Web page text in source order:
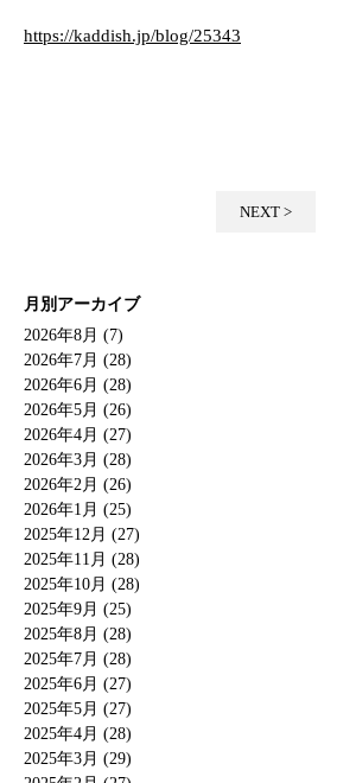
https://kaddish.jp/blog/25343
NEXT >
月別アーカイブ
2026年8月 (7)
2026年7月 (28)
2026年6月 (28)
2026年5月 (26)
2026年4月 (27)
2026年3月 (28)
2026年2月 (26)
2026年1月 (25)
2025年12月 (27)
2025年11月 (28)
2025年10月 (28)
2025年9月 (25)
2025年8月 (28)
2025年7月 (28)
2025年6月 (27)
2025年5月 (27)
2025年4月 (28)
2025年3月 (29)